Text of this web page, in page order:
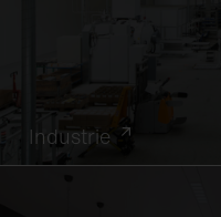
Industrie